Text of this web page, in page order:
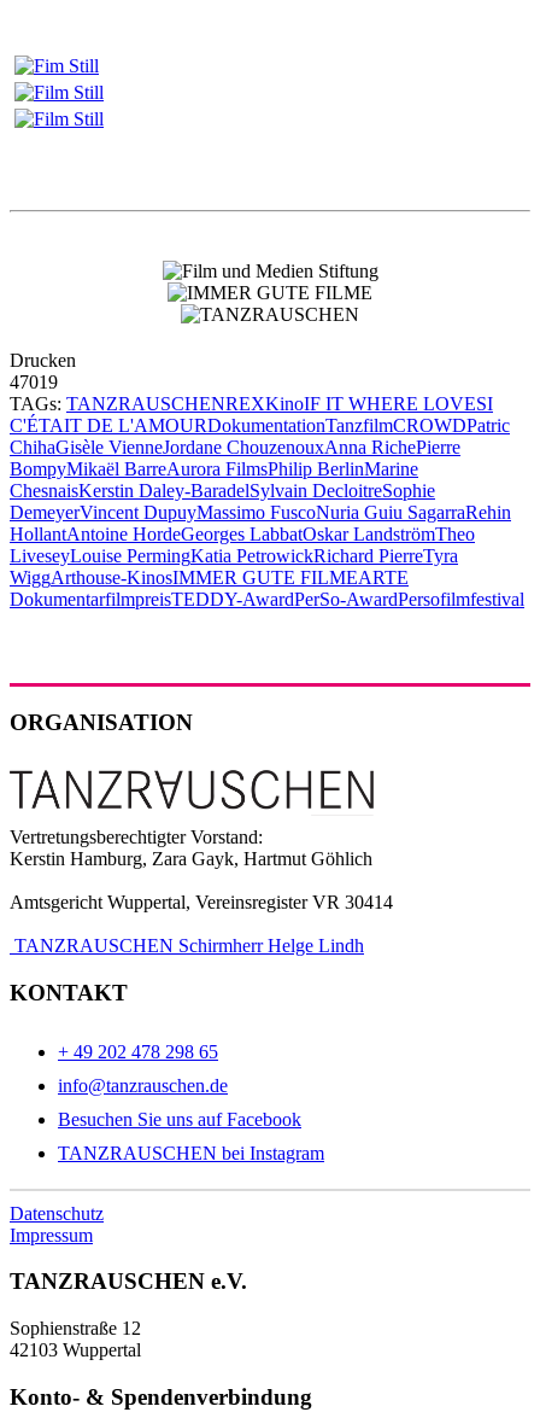
Drucken
47019
TAGs: TANZRAUSCHENREXKinoIF IT WHERE LOVESI
C'ÉTAIT DE L'AMOURDokumentationTanzfilmCROWDPatric
ChihaGisèle VienneJordane ChouzenouxAnna RichePierre
BompyMikaël BarreAurora FilmsPhilip BerlinMarine
ChesnaisKerstin Daley-BaradelSylvain DecloitreSophie
DemeyerVincent DupuyMassimo FuscoNuria Guiu SagarraRehin
HollantAntoine HordeGeorges LabbatOskar LandströmTheo
LiveseyLouise PermingKatia PetrowickRichard PierreTyra
WiggArthouse-KinosIMMER GUTE FILMEARTE
DokumentarfilmpreisTEDDY-AwardPerSo-AwardPersofilmfestival
ORGANISATION
Vertretungsberechtigter Vorstand:
Kerstin Hamburg, Zara Gayk, Hartmut Göhlich
Amtsgericht Wuppertal, Vereinsregister VR 30414
TANZRAUSCHEN Schirmherr Helge Lindh
KONTAKT
+ 49 202 478 298 65
info@tanzrauschen.de
Besuchen Sie uns auf Facebook
TANZRAUSCHEN bei Instagram
Datenschutz
Impressum
TANZRAUSCHEN e.V.
Sophienstraße 12
42103 Wuppertal
Konto- & Spendenverbindung